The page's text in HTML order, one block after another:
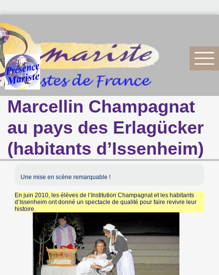
Marcellin Champagnat
au pays des Erlagücker
(habitants d’Issenheim)
Une mise en scène remarquable !
En juin 2010, les élèves de l’Institution Champagnat et les habitants
d’Issenheim ont donné un spectacle de qualité pour faire revivre leur
histoire.